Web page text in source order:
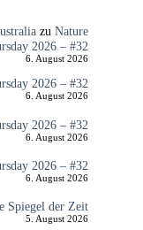
zu Nature
2026 – #32
6. August 2026
2026 – #32
6. August 2026
2026 – #32
6. August 2026
2026 – #32
6. August 2026
Spiegel der Zeit
5. August 2026